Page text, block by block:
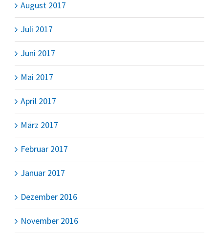
August 2017
Juli 2017
Juni 2017
Mai 2017
April 2017
März 2017
Februar 2017
Januar 2017
Dezember 2016
November 2016